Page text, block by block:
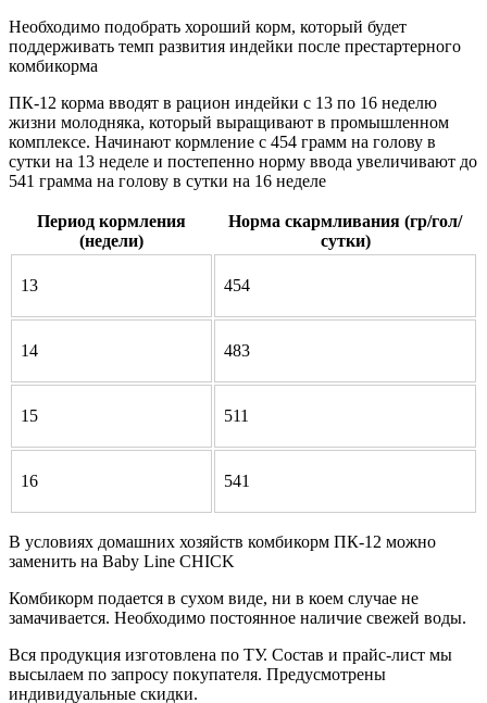
Необходимо подобрать хороший корм, который будет
поддерживать темп развития индейки после престартерного
комбикорма
ПК-12 корма вводят в рацион индейки с 13 по 16 неделю
жизни молодняка, который выращивают в промышленном
комплексе. Начинают кормление с 454 грамм на голову в
сутки на 13 неделе и постепенно норму ввода увеличивают до
541 грамма на голову в сутки на 16 неделе
Период кормления
(недели)
Норма скармливания (гр/гол/
сутки)
13 454
14 483
15 511
16 541
В условиях домашних хозяйств комбикорм ПК-12 можно
заменить на Baby Line CHICK
Комбикорм подается в сухом виде, ни в коем случае не
замачивается. Необходимо постоянное наличие свежей воды.
Вся продукция изготовлена по ТУ. Состав и прайс-лист мы
высылаем по запросу покупателя. Предусмотрены
индивидуальные скидки.